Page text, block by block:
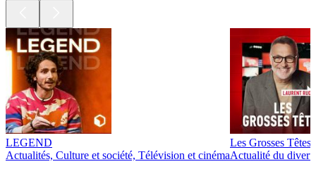
LEGEND
Actualités, Culture et société, Télévision et cinéma
Les Grosses Têtes
Actualité du